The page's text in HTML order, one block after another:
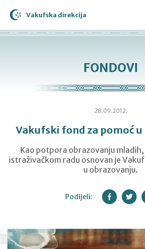
Vakufska direkcija
FONDOVI
28.09.2012.
Vakufski fond za pomoć
Kao potpora obrazovanju mladih,
istraživačkom radu osnovan je
u obrazovanju.
Podijeli: